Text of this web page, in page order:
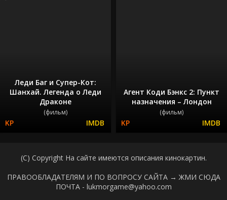
Леди Баг и Супер-Кот:
Шанхай. Легенда о Леди
Драконе
(фильм)
Агент Коди Бэнкс 2: Пункт
назначения – Лондон
(фильм)
(C) Copyright На сайте имеются описания кинокартин.
ПРАВООБЛАДАТЕЛЯМ И ПО ВОПРОСУ САЙТА → ЖМИ СЮДА
ПОЧТА - lukmorgame@yahoo.com